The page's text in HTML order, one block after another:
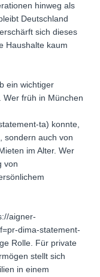
hinweg als
Deutschland
sich dieses
Haushalte kaum
ein wichtiger
Wer früh in München
ta) konnte,
sondern auch von
im Alter. Wer
von
aigner-
dima-statement-
Rolle. Für private
stellt sich
in einem